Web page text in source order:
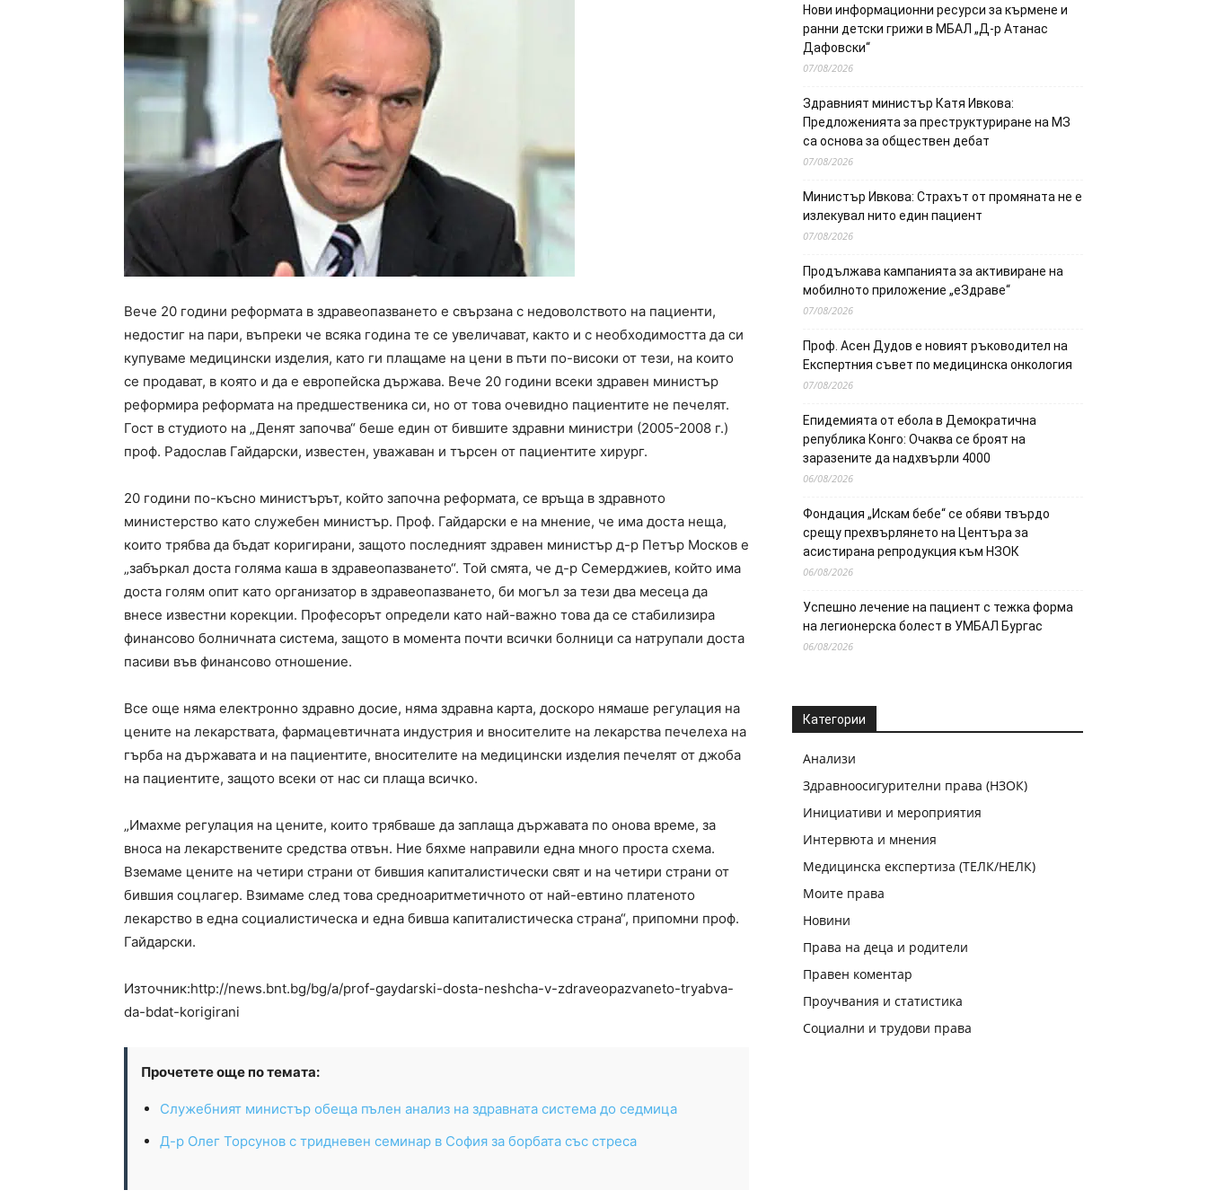
Вече 20 години реформата в здравеопазването е свързана с недоволството на пациенти,
недостиг на пари, въпреки че всяка година те се увеличават, както и с необходимостта да си
купуваме медицински изделия, като ги плащаме на цени в пъти по-високи от тези, на които
се продават, в която и да е европейска държава. Вече 20 години всеки здравен министър
реформира реформата на предшественика си, но от това очевидно пациентите не печелят.
Гост в студиото на „Денят започва“ беше един от бившите здравни министри (2005-2008 г.)
проф. Радослав Гайдарски, известен, уважаван и търсен от пациентите хирург.
20 години по-късно министърът, който започна реформата, се връща в здравното
министерство като служебен министър. Проф. Гайдарски е на мнение, че има доста неща,
които трябва да бъдат коригирани, защото последният здравен министър д-р Петър Москов е
„забъркал доста голяма каша в здравеопазването“. Той смята, че д-р Семерджиев, който има
доста голям опит като организатор в здравеопазването, би могъл за тези два месеца да
внесе известни корекции. Професорът определи като най-важно това да се стабилизира
финансово болничната система, защото в момента почти всички болници са натрупали доста
пасиви във финансово отношение.
Все още няма електронно здравно досие, няма здравна карта, доскоро нямаше регулация на
цените на лекарствата, фармацевтичната индустрия и вносителите на лекарства печелеха на
гърба на държавата и на пациентите, вносителите на медицински изделия печелят от джоба
на пациентите, защото всеки от нас си плаща всичко.
„Имахме регулация на цените, които трябваше да заплаща държавата по онова време, за
вноса на лекарствените средства отвън. Ние бяхме направили една много проста схема.
Вземаме цените на четири страни от бившия капиталистически свят и на четири страни от
бившия соцлагер. Взимаме след това средноаритметичното от най-евтино платеното
лекарство в една социалистическа и една бивша капиталистическа страна“, припомни проф.
Гайдарски.
Източник:http://news.bnt.bg/bg/a/prof-gaydarski-dosta-neshcha-v-zdraveopazvaneto-tryabva-
da-bdat-korigirani
Прочетете още по темата:
Служебният министър обеща пълен анализ на здравната система до седмица
Д-р Олег Торсунов с тридневен семинар в София за борбата със стреса
Нови информационни ресурси за кърмене и
ранни детски грижи в МБАЛ „Д-р Атанас
Дафовски“
07/08/2026
Здравният министър Катя Ивкова:
Предложенията за преструктуриране на МЗ
са основа за обществен дебат
07/08/2026
Министър Ивкова: Страхът от промяната не е
излекувал нито един пациент
07/08/2026
Продължава кампанията за активиране на
мобилното приложение „еЗдраве“
07/08/2026
Проф. Асен Дудов е новият ръководител на
Експертния съвет по медицинска онкология
07/08/2026
Епидемията от ебола в Демократична
република Конго: Очаква се броят на
заразените да надхвърли 4000
06/08/2026
Фондация „Искам бебе“ се обяви твърдо
срещу прехвърлянето на Центъра за
асистирана репродукция към НЗОК
06/08/2026
Успешно лечение на пациент с тежка форма
на легионерска болест в УМБАЛ Бургас
06/08/2026
Категории
Анализи
Здравноосигурителни права (НЗОК)
Инициативи и мероприятия
Интервюта и мнения
Медицинска експертиза (ТЕЛК/НЕЛК)
Моите права
Новини
Права на деца и родители
Правен коментар
Проучвания и статистика
Социални и трудови права